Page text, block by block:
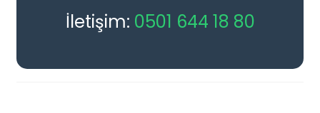
İletişim: 0501 644 18 80